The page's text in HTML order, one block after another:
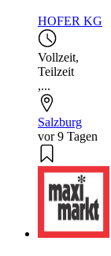
HOFER KG
Vollzeit,
Teilzeit
,...
Salzburg
vor 9 Tagen